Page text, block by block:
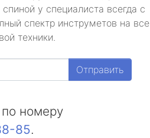
у специалиста всегда с
спектр инструметов на все
техники.
Отправить
номеру
85.